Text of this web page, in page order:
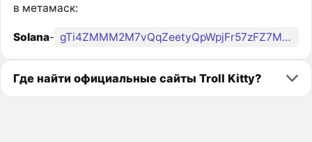
в метамаск:
Solana- gTi4ZMMM2M7vQqZeetyQpWpjFr57zFZ7MCu4krypump
Где найти официальные сайты Troll Kitty?